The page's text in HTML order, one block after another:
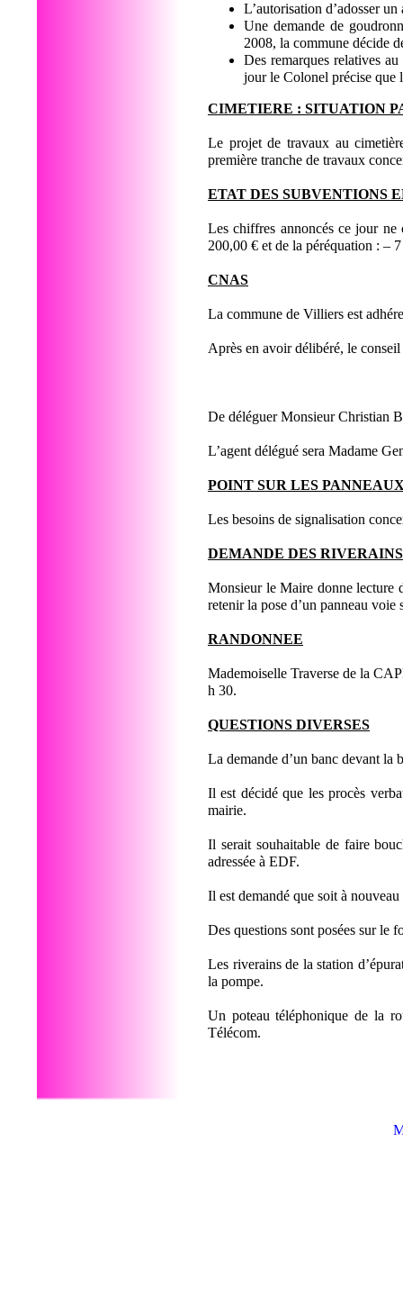
L’autorisation d’adosser
Une demande de
2008, la commune décide
Des remarques relatives
jour le Colonel précise que
CIMETIERE : SITUATION
Le projet de travaux au
première tranche de travaux
ETAT DES SUBVENTIONS
Les chiffres annoncés ce jour
200,00 € et de la péréquation : –
CNAS
La commune de Villiers est
Après en avoir délibéré, le
De déléguer Monsieur Christian
L’agent délégué sera Madame
POINT SUR LES
Les besoins de signalisation
DEMANDE DES
Monsieur le Maire donne lecture
retenir la pose d’un panneau
RANDONNEE
Mademoiselle Traverse de la
h 30.
QUESTIONS DIVERSES
La demande d’un banc devant la
Il est décidé que les procès
mairie.
Il serait souhaitable de faire
adressée à EDF.
Il est demandé que soit à
Des questions sont posées sur
Les riverains de la station
la pompe.
Un poteau téléphonique de la
Télécom.